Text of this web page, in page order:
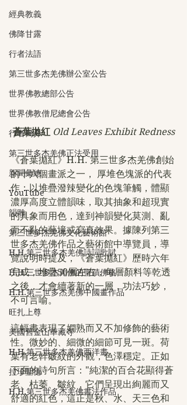
經典教義
佛降甘露
行者法語
第三世多杰羌佛辦公室公告
世界佛教總部公告
世界佛教僧尼總會公告
行者簡介
第三世多杰羌佛正法受用
新聞彙總
YouTube
韻雕
第三世多杰羌佛文化藝術館
H.H.第三世多杰羌佛詩詞歌賦
H.H.三世多杰羌佛的聖蹟佛格
H.H.第三世多杰羌佛中國畫作品
旺扎上尊
美國舊金山華藏寺
H.H.第三世多杰羌佛西洋畫
拉珍聖德
H.H.第三世多杰羌佛書法作品
蒼葉拋紅 Old Leaves Exhibit Redness
《蒼葉拋紅》H.H. 第三世多杰羌佛創始
的十六個畫派之一， 厚堆色塊派的代表
作：以堆疊潑辣變化的色塊筆觸，體顯
濃厚高度立體韻味，取其抽象和超現實
的具象而用色，達到神韻變化莫測、亂
而不亂的藝境或寫真效果。據陳列第三
世多杰羌佛作品之藝術館中導覽員，導
覽說明時提及，《蒼葉拋紅》歷時六年
完成，堆疊50層左右，每層顏料等乾透
之後，才會續著新的一層，功法巧妙，
不可言喻。
這幅畫表現了嫺熟而又不加修飾的藝術
性。微妙的、細微的細節可見一斑。荷
葉有老幹皺紋的外觀，色澤穩定。正如
下面的詩句所言："純潔的百合花顯得蒼
老、枯萎、皺紋，它們呈現出絢麗而又
舒適的紅色，這正是秋、水、天三色和